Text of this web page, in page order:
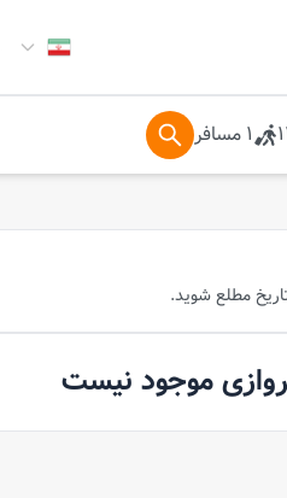
1 مسافر
مطلع شوید.
موجود نیست